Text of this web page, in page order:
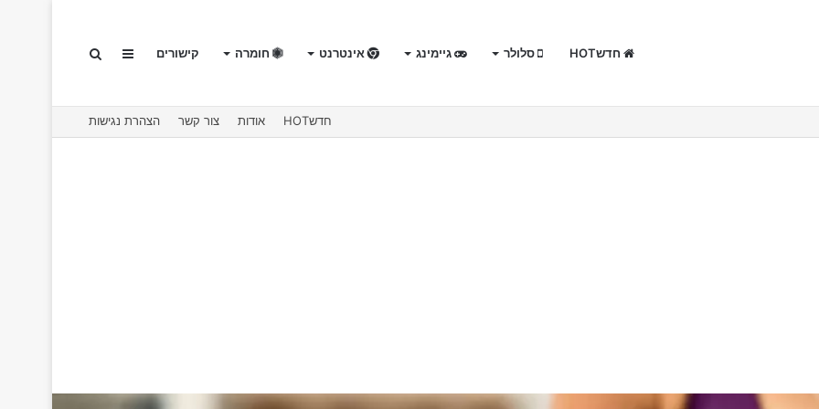
חדשHOT סלולר גיימינג אינטרנט חומרה קישורים Sidebar
חדשHOT אודות צור קשר הצהרת נגישות